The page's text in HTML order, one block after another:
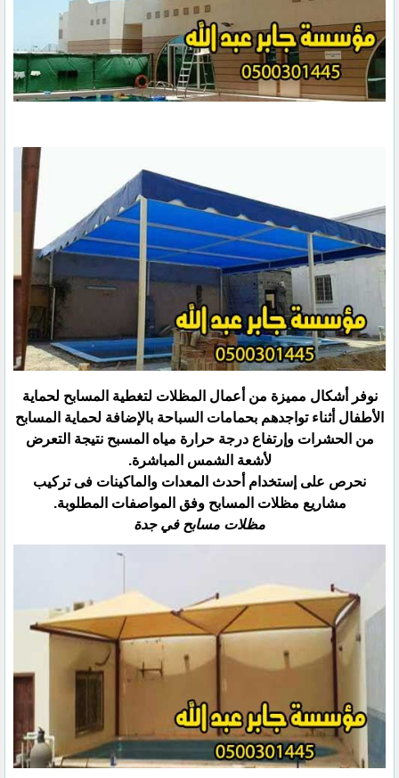
نوفر أشكال مميزة من أعمال المظلات لتغطية المسابح لحماية
الأطفال أثناء تواجدهم بحمامات السباحة بالإضافة لحماية ‏المسابح
من الحشرات وإرتفاع درجة حرارة مياه المسبح نتيجة التعرض
لأشعة الشمس المباشرة.‏
نحرص على إستخدام أحدث المعدات والماكينات فى تركيب
مشاريع مظلات المسابح وفق المواصفات المطلوبة.‏
مظلات مسابح في جدة